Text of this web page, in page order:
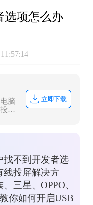
选项怎么办
脑
立即下载
找不到开发者选
线投屏解决方
三星、OPPO、
你如何开启USB